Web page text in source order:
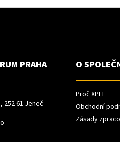
v
PRAHA
252 61 Jeneč
O
Proč XPEL
Obchodní
Zásady